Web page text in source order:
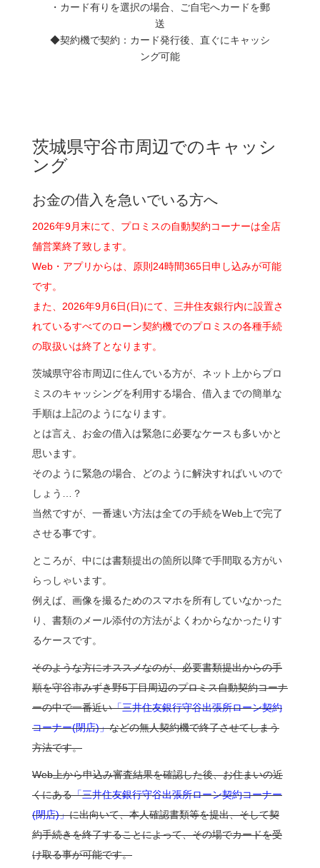
・カード有りを選択の場合、ご自宅へカードを郵
送
◆契約機で契約：カード発行後、直ぐにキャッシ
ング可能
茨城県守谷市周辺でのキャッシ
ング
お金の借入を急いでいる方へ
2026年9月末にて、プロミスの自動契約コーナーは全店
舗営業終了致します。
Web・アプリからは、原則24時間365日申し込みが可能
です。
また、2026年9月6日(日)にて、三井住友銀行内に設置さ
れているすべてのローン契約機でのプロミスの各種手続
の取扱いは終了となります。
茨城県守谷市周辺に住んでいる方が、ネット上からプロ
ミスのキャッシングを利用する場合、借入までの簡単な
手順は上記のようになります。
とは言え、お金の借入は緊急に必要なケースも多いかと
思います。
そのように緊急の場合、どのように解決すればいいので
しょう…？
当然ですが、一番速い方法は全ての手続をWeb上で完了
させる事です。
ところが、中には書類提出の箇所以降で手間取る方がい
らっしゃいます。
例えば、画像を撮るためのスマホを所有していなかった
り、書類のメール添付の方法がよくわからなかったりす
るケースです。
そのような方にオススメなのが、必要書類提出からの手
順を守谷市みずき野5丁目周辺のプロミス自動契約コーナ
ーの中で一番近い「三井住友銀行守谷出張所ローン契約
コーナー(閉店)」などの無人契約機で終了させてしまう
方法です。
Web上から申込み審査結果を確認した後、お住まいの近
くにある「三井住友銀行守谷出張所ローン契約コーナー
(閉店)」に出向いて、本人確認書類等を提出、そして契
約手続きを終了することによって、その場でカードを受
け取る事が可能です。